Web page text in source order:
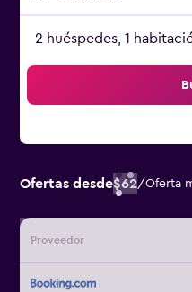
2 huéspedes, 1
Ofertas desde$62/Oferta
Proveedor